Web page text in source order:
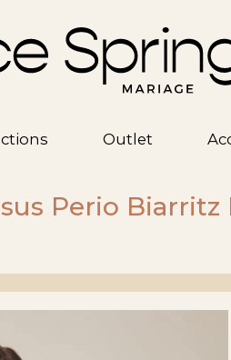
Outlet
Perio Biarritz